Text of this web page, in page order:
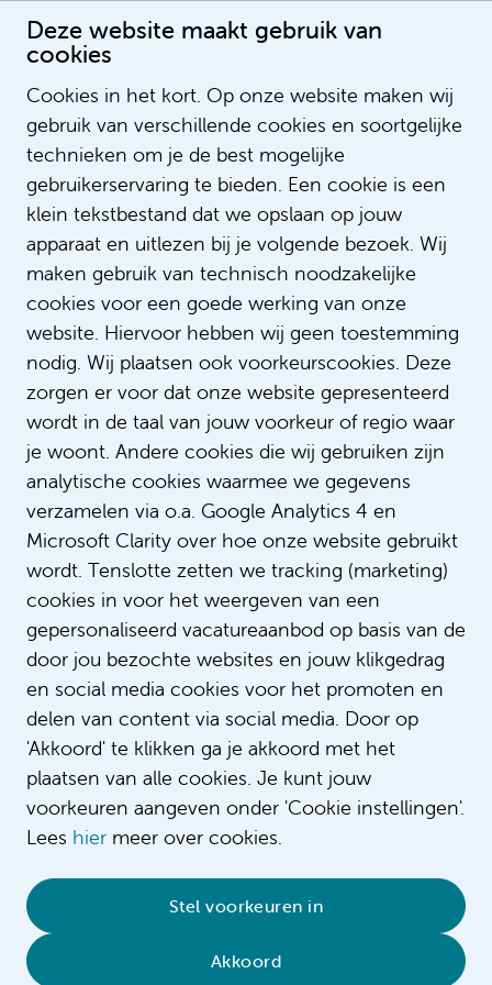
Deze website maakt gebruik van
cookies
Cookies in het kort. Op onze website maken wij
gebruik van verschillende cookies en soortgelijke
technieken om je de best mogelijke
gebruikerservaring te bieden. Een cookie is een
klein tekstbestand dat we opslaan op jouw
apparaat en uitlezen bij je volgende bezoek. Wij
maken gebruik van technisch noodzakelijke
cookies voor een goede werking van onze
website. Hiervoor hebben wij geen toestemming
nodig. Wij plaatsen ook voorkeurscookies. Deze
zorgen er voor dat onze website gepresenteerd
wordt in de taal van jouw voorkeur of regio waar
je woont. Andere cookies die wij gebruiken zijn
analytische cookies waarmee we gegevens
verzamelen via o.a. Google Analytics 4 en
Microsoft Clarity over hoe onze website gebruikt
wordt. Tenslotte zetten we tracking (marketing)
cookies in voor het weergeven van een
gepersonaliseerd vacatureaanbod op basis van de
door jou bezochte websites en jouw klikgedrag
en social media cookies voor het promoten en
delen van content via social media. Door op
'Akkoord' te klikken ga je akkoord met het
plaatsen van alle cookies. Je kunt jouw
voorkeuren aangeven onder 'Cookie instellingen'.
Lees hier meer over cookies.
Stel voorkeuren in
Akkoord
Bente van den Heuvel
Recruitmentadviseur
Cookieverklaring • Sitemap